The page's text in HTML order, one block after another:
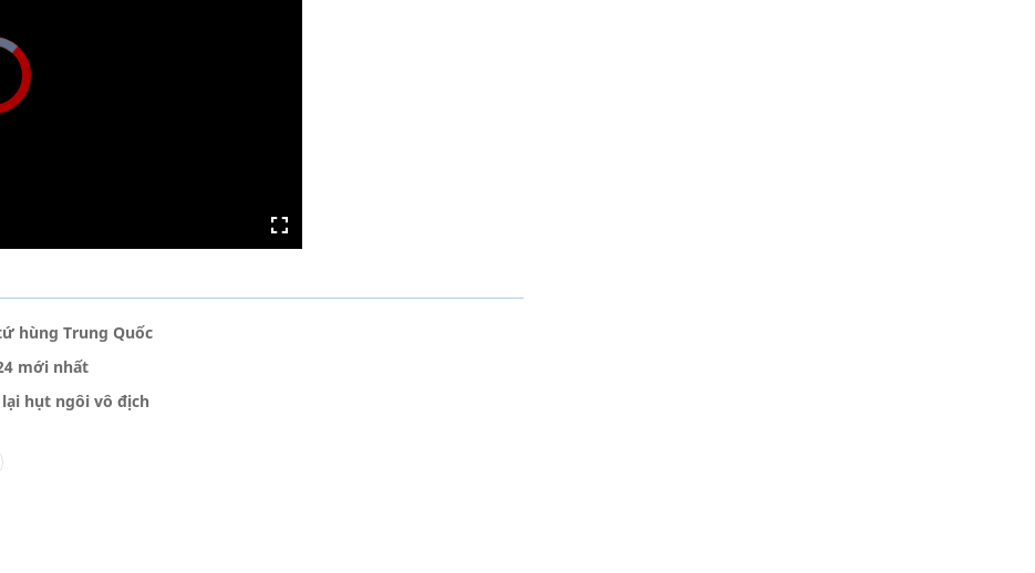
hùng Trung Quốc
mới nhất
hụt ngôi vô địch